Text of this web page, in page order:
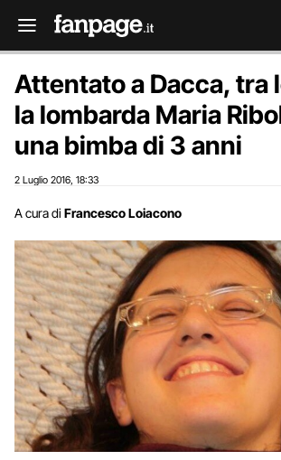
Attentato a Dacca, tra
la lombarda Maria
una bimba di 3 anni
2 Luglio 2016 18:33
A cura di Francesco Loiacono